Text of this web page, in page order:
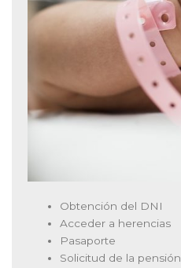
Obtención del DNI
Acceder a herencias
Pasaporte
Solicitud de la pensión